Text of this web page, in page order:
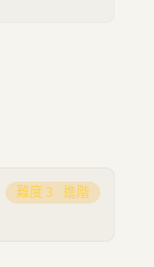
難度 3 · 進階